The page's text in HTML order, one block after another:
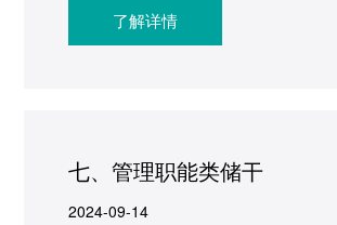
3、配合客户完成订单的出货安排，
客户货款；
了解详情
七、管理职能类储干
2024-09-14